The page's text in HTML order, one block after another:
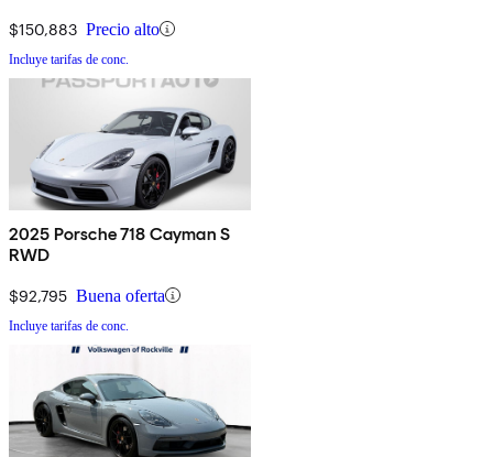
$150,883 Precio alto
Incluye tarifas de conc.
2025 Porsche 718 Cayman S
RWD
$92,795 Buena oferta
Incluye tarifas de conc.